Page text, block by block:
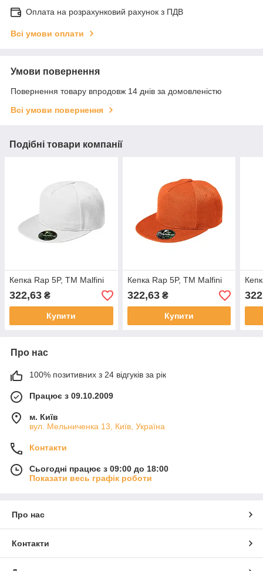
Оплата на розрахунковий рахунок з ПДВ
Всі умови оплати
Умови повернення
Повернення товару впродовж 14 днів за домовленістю
Всі умови повернення
Подібні товари компанії
Кепка Rap 5P, ТМ Malfini
322,63 ₴
Купити
Кепка Rap 5P, ТМ Malfini
322,63₴
Купити
Про нас
100% позитивних з 24 відгуків за рік
Працює з 09.10.2009
м. Київ
вул. Мельниченка 13, Київ, Україна
Контакти
Сьогодні працює з 09:00 до 18:00
Показати весь графік роботи
Про нас
Контакти